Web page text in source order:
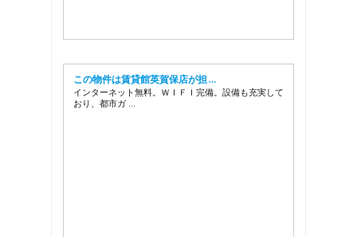
この物件は賃貸館英賀保店が担 …
インターネット無料。ＷＩＦＩ完備。設備も充実して
おり、都市ガ …